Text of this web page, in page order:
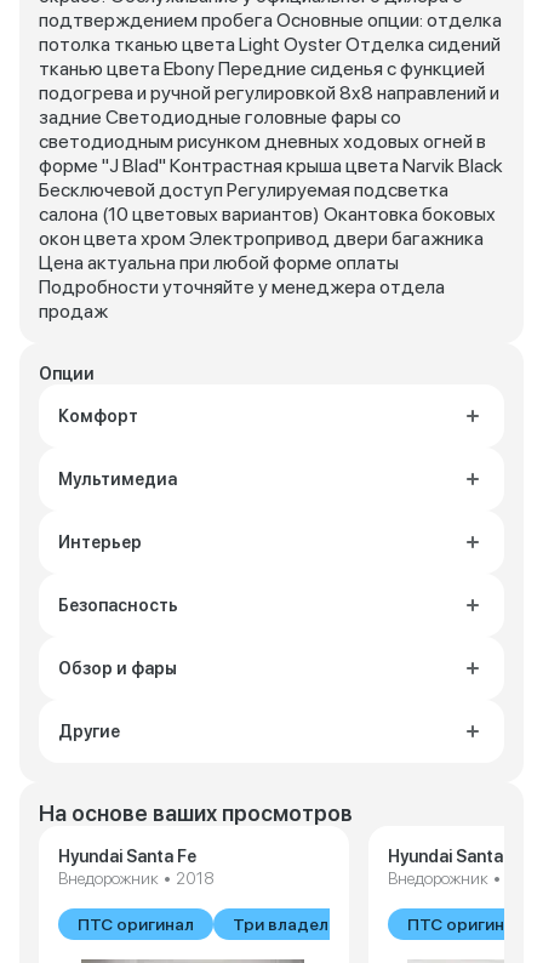
подтверждением пробега Основные опции: отделка
потолка тканью цвета Light Oyster Отделка сидений
тканью цвета Ebony Передние сиденья с функцией
подогрева и ручной регулировкой 8x8 направлений и
задние Светодиодные головные фары со
светодиодным рисунком дневных ходовых огней в
форме "J Blad" Контрастная крыша цвета Narvik Black
Бесключевой доступ Регулируемая подсветка
салона (10 цветовых вариантов) Окантовка боковых
окон цвета хром Электропривод двери багажника
Цена актуальна при любой форме оплаты
Подробности уточняйте у менеджера отдела
продаж
Опции
Комфорт
Мультимедиа
Интерьер
Безопасность
Обзор и фары
Другие
На основе ваших просмотров
Hyundai Santa Fe
Внедорожник • 2018
ПТС оригинал Три владельца
Hyundai Santa Fe
Внедорожник • 2017
ПТС оригинал